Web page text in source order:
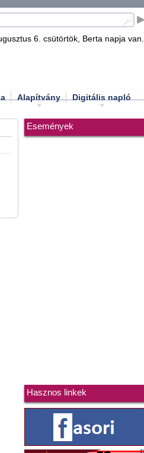
6. csütörtök, Berta napja van.
Alapítvány Digitális napló
Események
Hasznos linkek